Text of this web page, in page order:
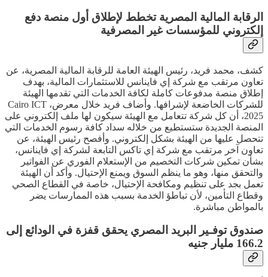
الرقابة المالية المصرية تخطط لإطلاق أول منصة دفع
إلكتروني للمؤسسات غير المصرفية
كشف، محمد فريد، رئيس الهيئة العامة للرقابة المالية المصرية، عن
تعاون مرتقب مع شركة إي فاينانس للاستثمارات المالية، بهدف
إطلاق منصة مدفوعات كاملة لكافة الخدمات التي تقدمها الهيئة
للشركات الخاضعة لإشرافها. وأضاف فريد خلال معرض، Cairo ICT
2025، أن كل شركة تتعامل مع الهيئة سيكون لها ملف إلكتروني على
المنصة الجديدة ستستطيع من خلاله سداد كافة رسوم الخدمات التي
تتحصل عليها من الهيئة بشكل إلكتروني. وأفصح رئيس الهيئة، عن
تعاون آخر مرتقب مع شركة إي تاكس التابعة لشركة إي فاينانس،
بشأن تمكين شركات التخصيم من الإستعلام الفوري عن الفواتير
والتحقق منها، وهو ما ينظم السوق ويمنع الإحتيال. وأكد أن الهيئة
تعمل بجد على تنظيم ومكافحة الإحتيال، خاصة في القطاع الصحي
وقطاع التأمين، لأن تباطؤ الخدمة بسبب هذه الممارسات يضر
بالمواطن مباشرة.
صندوق توفـير البريد المصري يحقق قفزة في الودائع إلى
166.2 مليار جنيه